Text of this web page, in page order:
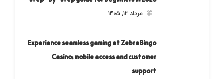
مرداد ۱۲, ۱۴۰۵
Experience seamless gaming at ZebraBingo
Casino: mobile access and customer
support